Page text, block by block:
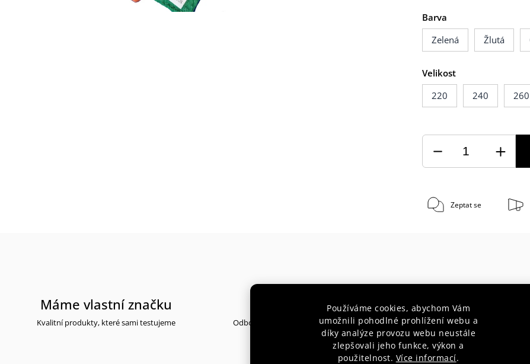
Používáme cookies, abychom Vám
umožnili pohodlné prohlížení webu a
díky analýze provozu webu neustále
zlepšovali jeho funkce, výkon a
použitelnost. Více informací.
Barva
Zelená
Žlutá
Velikost
220
240 260
Zeptat se
Máme vlastní značku
Kvalitní produkty, které sami testujeme
30 let s Vámi
Odborné poradenství pro začátečníky i
profesionály
Doprava
při nákupu nad 1 900 Kč do